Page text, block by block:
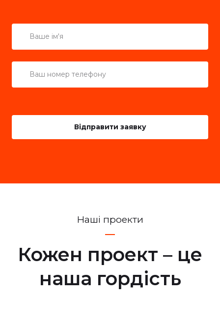
Вiдправити заявку
Нашi проекти
Кожен проект – це
наша гордість